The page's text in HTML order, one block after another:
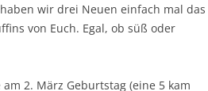
wir drei Neuen einfach mal das
von Euch. Egal, ob süß oder
2. März Geburtstag (eine 5 kam